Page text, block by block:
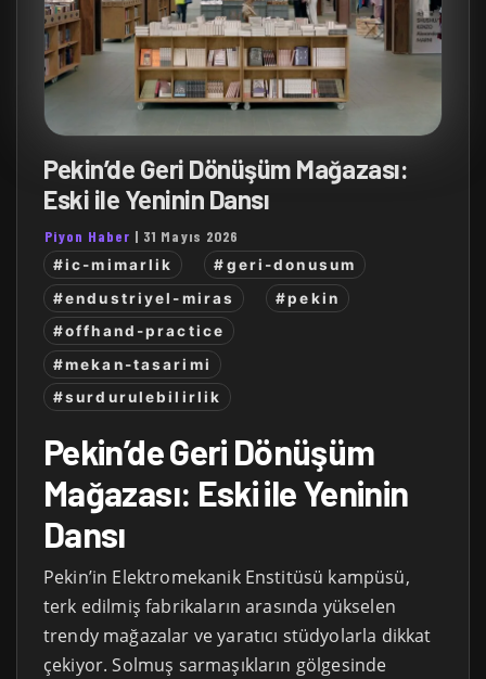
Pekin’de Geri Dönüşüm Mağazası:
Eski ile Yeninin Dansı
Piyon Haber | 31 Mayıs 2026
#ic-mimarlik
#geri-donusum
#endustriyel-miras
#pekin
#offhand-practice
#mekan-tasarimi
#surdurulebilirlik
Pekin’de Geri Dönüşüm
Mağazası: Eski ile Yeninin
Dansı
Pekin’in Elektromekanik Enstitüsü kampüsü,
terk edilmiş fabrikaların arasında yükselen
trendy mağazalar ve yaratıcı stüdyolarla dikkat
çekiyor. Solmuş sarmaşıkların gölgesinde